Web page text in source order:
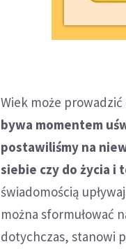
Wiek może
bywa momentem
postawiliśmy na
siebie czy do życia i
świadomością
można sformułować
dotychczas, stanowi